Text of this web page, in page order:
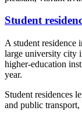
Student
A student residence
large university city
higher-education
year.
Student residences
and public